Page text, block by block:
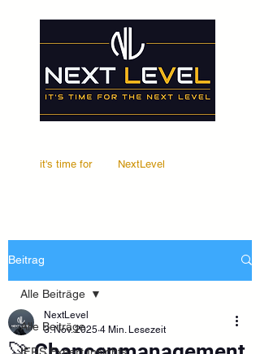
it's time for NextLevel
Beitrag
Alle Beiträge
IFRS Expert Insights
Alle Beiträge
NextLevel
3. Nov. 2025 4 Min. Lesezeit